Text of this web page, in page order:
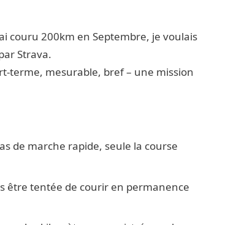
couru 200km en Septembre, je voulais
Strava.
terme, mesurable, bref – une mission
de marche rapide, seule la course
être tentée de courir en permanence